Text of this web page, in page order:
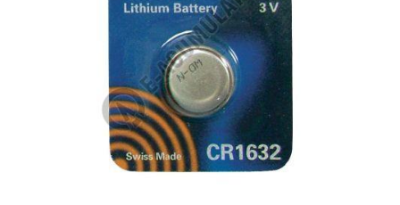
Incarcatoare acumulatori
Panouri fotovoltaice si accesorii
Sisteme prindere panouri